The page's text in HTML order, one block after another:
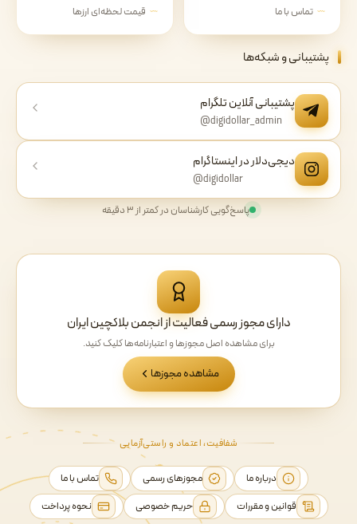
تماس با ما قیمت لحظه‌ای ارزها
پشتیبانی و شبکه‌ها
پشتیبانی آنلاین تلگرام
@digidollar_admin
دیجی‌دلار در اینستاگرام
@digidollar
پاسخ‌گویی کارشناسان در کمتر از ۳ دقیقه
دارای مجوز رسمی فعالیت از انجمن بلاکچین ایران
برای مشاهده اصل مجوزها و اعتبارنامه‌ها کلیک کنید.
مشاهده مجوزها
شفافیت، اعتماد و راستی‌آزمایی
درباره ما مجوزهای رسمی
تماس با ما
قوانین و مقررات
حریم خصوصی نحوه پرداخت